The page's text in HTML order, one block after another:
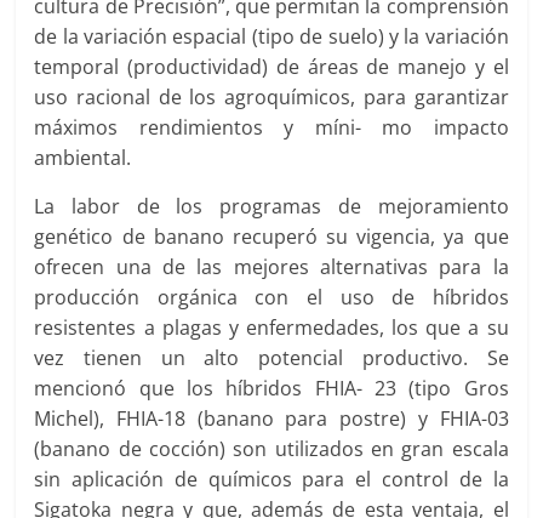
cultura de Precisión”, que permitan la comprensión
de la variación espacial (tipo de suelo) y la variación
temporal (productividad) de áreas de manejo y el
uso racional de los agroquímicos, para garantizar
máximos rendimientos y míni- mo impacto
ambiental.
La labor de los programas de mejoramiento
genético de banano recuperó su vigencia, ya que
ofrecen una de las mejores alternativas para la
producción orgánica con el uso de híbridos
resistentes a plagas y enfermedades, los que a su
vez tienen un alto potencial productivo. Se
mencionó que los híbridos FHIA- 23 (tipo Gros
Michel), FHIA-18 (banano para postre) y FHIA-03
(banano de cocción) son utilizados en gran escala
sin aplicación de químicos para el control de la
Sigatoka negra y que, además de esta ventaja, el